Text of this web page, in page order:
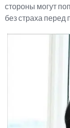
стороны могут
без страха